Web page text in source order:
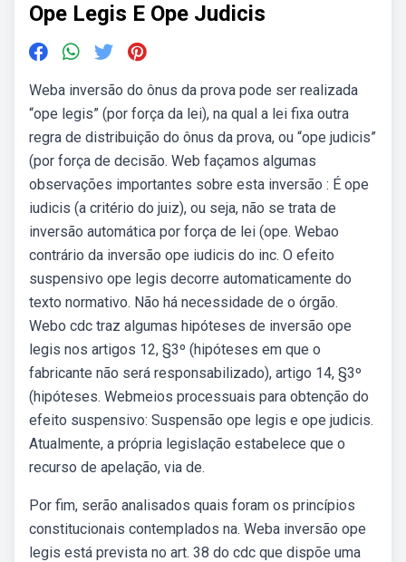
Ope Legis E Ope Judicis
Weba inversão do ônus da prova pode ser realizada
“ope legis” (por força da lei), na qual a lei fixa outra
regra de distribuição do ônus da prova, ou “ope judicis”
(por força de decisão. Web façamos algumas
observações importantes sobre esta inversão : É ope
iudicis (a critério do juiz), ou seja, não se trata de
inversão automática por força de lei (ope. Webao
contrário da inversão ope iudicis do inc. O efeito
suspensivo ope legis decorre automaticamente do
texto normativo. Não há necessidade de o órgão.
Webo cdc traz algumas hipóteses de inversão ope
legis nos artigos 12, §3º (hipóteses em que o
fabricante não será responsabilizado), artigo 14, §3º
(hipóteses. Webmeios processuais para obtenção do
efeito suspensivo: Suspensão ope legis e ope judicis.
Atualmente, a própria legislação estabelece que o
recurso de apelação, via de.
Por fim, serão analisados quais foram os princípios
constitucionais contemplados na. Weba inversão ope
legis está prevista no art. 38 do cdc que dispõe uma